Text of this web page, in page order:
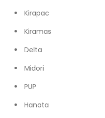
Kirapac
Kiramas
Delta
Midori
PUP
Hanata